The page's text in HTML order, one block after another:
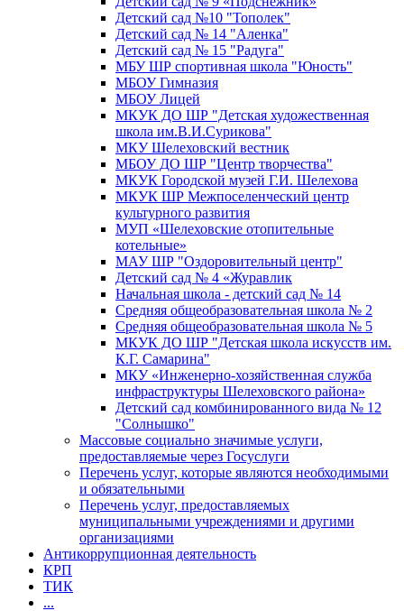
Детский сад №10 "Тополек"
Детский сад № 14 "Аленка"
Детский сад № 15 "Радуга"
МБУ ШР спортивная школа "Юность"
МБОУ Гимназия
МБОУ Лицей
МКУК ДО ШР "Детская художественная
школа им.В.И.Сурикова"
МКУ Шелеховский вестник
МБОУ ДО ШР "Центр творчества"
МКУК Городской музей Г.И. Шелехова
МКУК ШР Межпоселенческий центр
культурного развития
МУП «Шелеховские отопительные
котельные»
МАУ ШР "Оздоровительный центр"
Детский сад № 4 «Журавлик
Начальная школа - детский сад № 14
Средняя общеобразовательная школа № 2
Средняя общеобразовательная школа № 5
МКУК ДО ШР "Детская школа искусств им.
К.Г. Самарина"
МКУ «Инженерно-хозяйственная служба
инфраструктуры Шелеховского района»
Детский сад комбинированного вида № 12
"Солнышко"
Массовые социально значимые услуги,
предоставляемые через Госуслуги
Перечень услуг, которые являются необходимыми
и обязательными
Перечень услуг, предоставляемых
муниципальными учреждениями и другими
организациями
Антикоррупционная деятельность
КРП
ТИК
...